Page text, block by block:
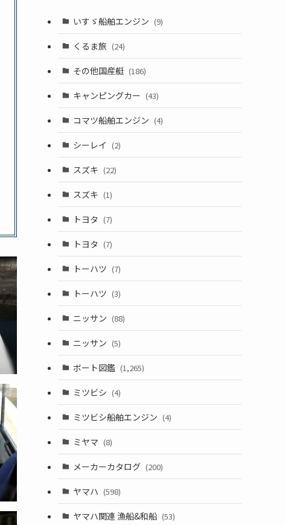
いすゞ船舶エンジン (9)
くるま旅 (24)
その他国産艇 (186)
キャンピングカー (43)
コマツ船舶エンジン (4)
シーレイ (2)
スズキ (22)
スズキ (1)
トヨタ (7)
トヨタ (7)
トーハツ (7)
トーハツ (3)
ニッサン (88)
ニッサン (5)
ボート図鑑 (1,265)
ミツビシ (4)
ミツビシ船舶エンジン (4)
ミヤマ (8)
メーカーカタログ (200)
ヤマハ (598)
ヤマハ関連 漁船&和船 (53)